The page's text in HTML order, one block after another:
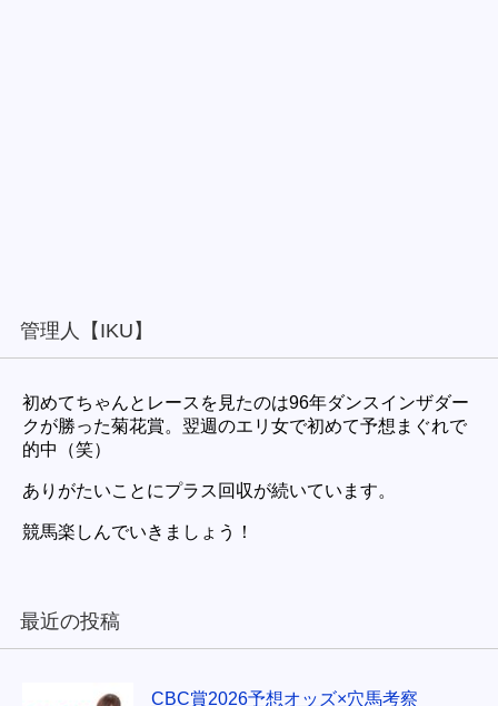
管理人【IKU】
初めてちゃんとレースを見たのは96年ダンスインザダー
クが勝った菊花賞。翌週のエリ女で初めて予想まぐれで
的中（笑）
ありがたいことにプラス回収が続いています。
競馬楽しんでいきましょう！
最近の投稿
CBC賞2026予想オッズ×穴馬考察